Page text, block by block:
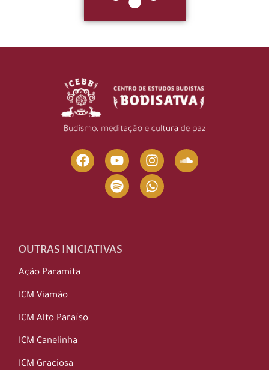
OUTRAS INICIATIVAS
Ação Paramita
ICM Viamão
ICM Alto Paraíso
ICM Canelinha
ICM Graciosa